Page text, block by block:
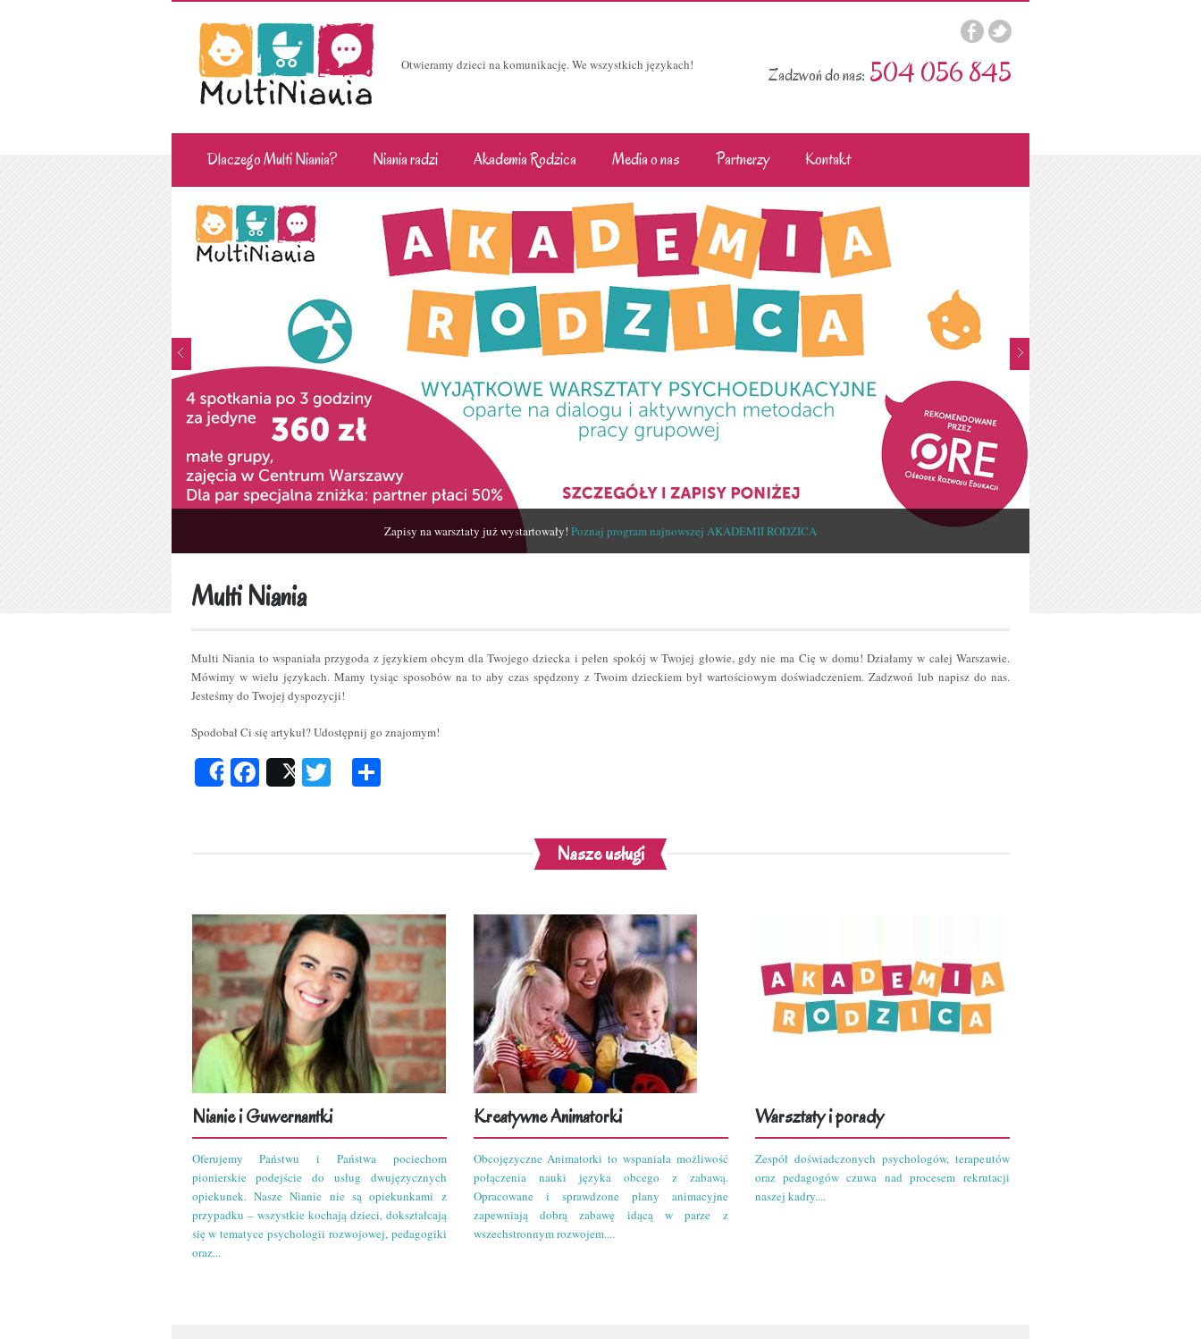
Otwieramy dzieci na komunikację. We wszystkich językach! 504 056 845
Zadzwoń do nas:
Dlaczego Multi Niania? Niania radzi Akademia Rodzica Media o nas Partnerzy Kontakt
Zapisy na warsztaty już wystartowały! Poznaj program najnowszej AKADEMII RODZICA
Multi Niania
Multi Niania to wspaniała przygoda z językiem obcym dla Twojego dziecka i pełen spokój w Twojej głowie, gdy nie ma Cię w domu! Działamy w całej Warszawie.
Mówimy w wielu językach. Mamy tysiąc sposobów na to aby czas spędzony z Twoim dzieckiem był wartościowym doświadczeniem. Zadzwoń lub napisz do nas.
Jesteśmy do Twojej dyspozycji!
Spodobał Ci się artykuł? Udostępnij go znajomym!
ShareFacebook
Post Twitter
Nasze usługi
Nianie i Guwernantki
Oferujemy Państwu i Państwa pociechom
pionierskie podejście do usług dwujęzycznych
opiekunek. Nasze Nianie nie są opiekunkami z
przypadku – wszystkie kochają dzieci, dokształcają
się w tematyce psychologii rozwojowej, pedagogiki
oraz...
Kreatywne Animatorki
Obcojęzyczne Animatorki to wspaniała możliwość
połączenia nauki języka obcego z zabawą.
Opracowane i sprawdzone plany animacyjne
zapewniają dobrą zabawę idącą w parze z
wszechstronnym rozwojem....
Warsztaty i porady
Zespół doświadczonych psychologów, terapeutów
oraz pedagogów czuwa nad procesem rekrutacji
naszej kadry....